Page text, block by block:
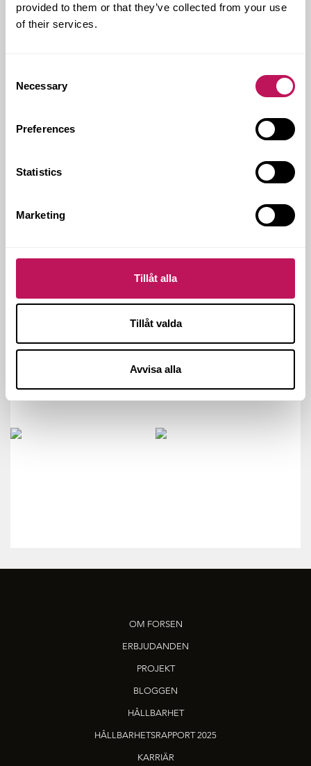
provided to them or that they’ve collected from your use
of their services.
Selection
Necessary
Preferences
Statistics
Marketing
Tillåt alla
Tillåt valda
Avvisa alla
Generalentreprenad
SAMORDNAD GENERALENTREPRENAD
OM FORSEN
ERBJUDANDEN
PROJEKT
BLOGGEN
HÅLLBARHET
HÅLLBARHETSRAPPORT 2025
KARRIÄR